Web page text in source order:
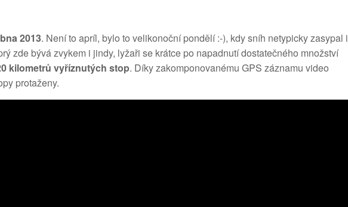
2013. Není to apríl, bylo to velikonoční pondělí :-), kdy sníh netypicky zasypal i
zde bývá zvykem i jindy, lyžaři se krátce po napadnutí dostatečného množství
kilometrů vyříznutých stop. Díky zakomponovanému GPS záznamu video
protaženy.